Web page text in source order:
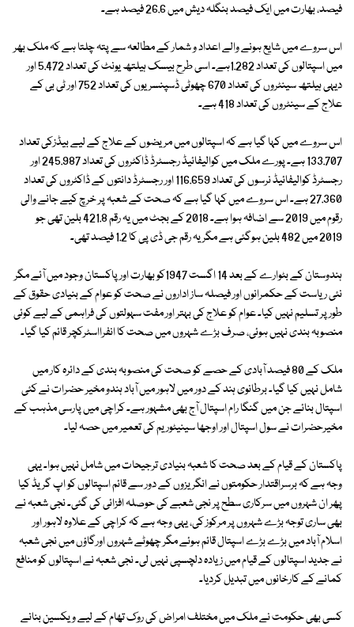
فیصد، بھارت میں ایک فیصد بنگلہ دیش میں 26.6 فیصد ہے۔
اس سروے میں شایع ہونے والے اعداد و شمار کے مطالعہ سے پتہ چلتا ہے کہ ملک بھر
میں اسپتالوں کی تعداد 1.282ہے۔ اسی طرح بیسک ہیلتھ یونٹ کی تعداد 5.472 اور
دیہی ہیلتھ سینٹروں کی تعداد 670 چھوٹی ڈسپنسریوں کی تعداد 752 اور ٹی بی کے
علاج کے سینٹروں کی تعداد 418 ہے۔
اس سروے میں کہا گیا ہے کہ اسپتالوں میں مریضوں کے علاج کے لیے بیڈزکی تعداد
133.707 ہے۔ پورے ملک میں کوالیفائیڈ رجسٹرڈ ڈاکٹروں کی تعداد 245.987 اور
رجسٹرڈ کوالیفائیڈ نرسوں کی تعداد 116.659 اور رجسٹرڈ دانتوں کے ڈاکٹروں کی تعداد
27.360 ہے۔ اس سروے میں کہا گیا ہے کہ صحت کے شعبہ پر خرچ کیے جانے والی
رقوم میں 2019 سے اضافہ ہوا ہے۔ 2018 کے بجٹ میں یہ رقم 421.8 بلین تھی جو
2019 میں 482 بلین ہوگئی ہے مگر یہ رقم جی ڈی پی کا 1.2 فیصد تھی۔
ہندوستان کے بٹوارے کے بعد 14 اگست 1947کو بھارت اور پاکستان وجود میں آئے مگر
نئی ریاست کے حکمرانوں اور فیصلہ ساز اداروں نے صحت کو عوام کے بنیادی حقوق کے
طور پر تسلیم نہیں کیا۔ عوام کو علاج کی بہتر اور مفت سہولتوں کی فراہمی کے لیے کوئی
منصوبہ بندی نہیں ہوئی، صرف بڑے شہروں میں صحت کا انفرااسٹرکچر قائم کیا گیا۔
ملک کے 80 فیصد آبادی کے حصے کو صحت کی منصوبہ بندی کے دائرہ کار میں
شامل نہیں کیا گیا۔ برطانوی ہند کے دور میں لاہور میں آباد ہندو مخیر حضرات نے کئی
اسپتال بنائے جن میں گنگا رام اسپتال آج بھی مشہور ہے۔ کراچی میں پارسی مذہب کے
مخیرحضرات نے سول اسپتال اور اوجھا سینیٹوریم کی تعمیر میں حصہ لیا۔
پاکستان کے قیام کے بعد صحت کا شعبہ بنیادی ترجیحات میں شامل نہیں ہوا۔ یہی
وجہ ہے کہ برسراقتدار حکومتوں نے انگریزوں کے دور سے قائم اسپتالوں کو اپ گریڈ کیا
پھر ان شہروں میں سرکاری سطح پر نجی شعبے کی حوصلہ افزائی کی گئی۔ نجی شعبہ نے
بھی ساری توجہ بڑے شہروں پر مرکوز کی، یہی وجہ ہے کہ کراچی کے علاوہ لاہور اور
اسلام آباد میں بڑے بڑے اسپتال قائم ہوئے مگر چھوٹے شہروں اورگاؤں میں نجی شعبہ
نے جدید اسپتالوں کے قیام میں زیادہ دلچسپی نہیں لی۔ نجی شعبہ نے اسپتالوں کو منافع
کمانے کے کارخانوں میں تبدیل کردیا۔
کسی بھی حکومت نے ملک میں مختلف امراض کی روک تھام کے لیے ویکسین بنانے